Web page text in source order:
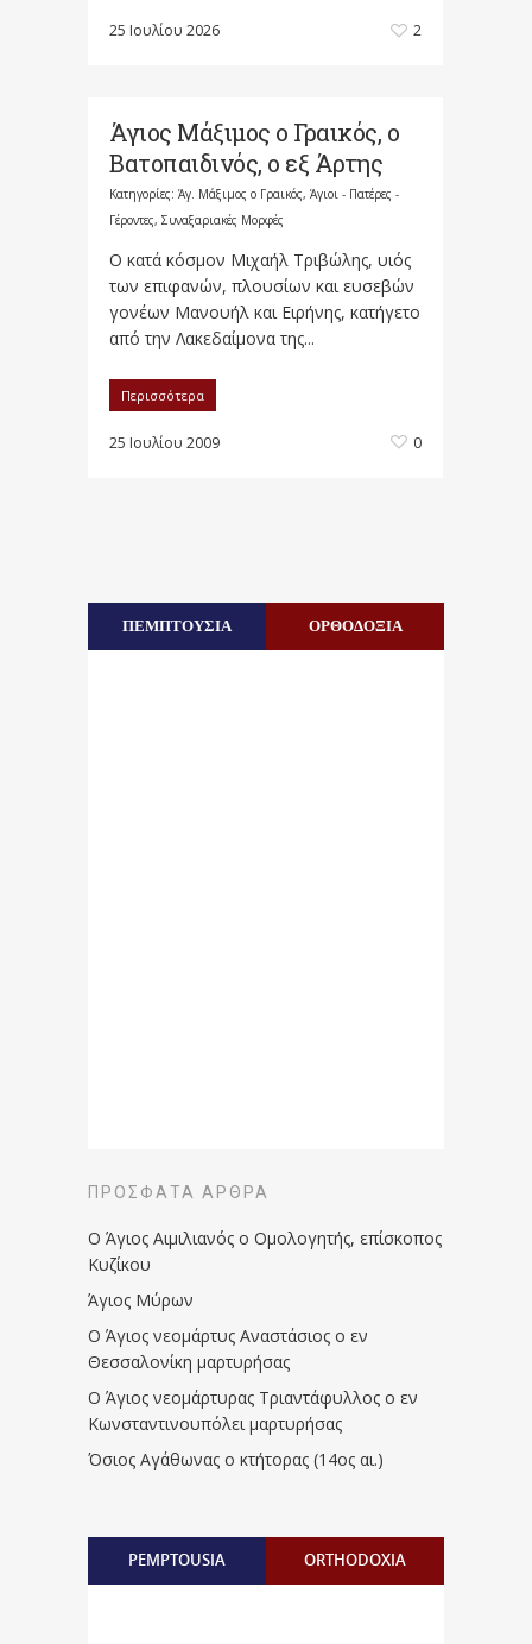
25 Ιουλίου 2026 2
Άγιος Μάξιμος ο Γραικός, ο
Βατοπαιδινός, ο εξ Άρτης
Κατηγορίες: Άγ. Μάξιμος ο Γραικός, Άγιοι - Πατέρες -
Γέροντες, Συναξαριακές Μορφές
Ο κατά κόσμον Μιχαήλ Τριβώλης, υιός
των επιφανών, πλουσίων και ευσεβών
γονέων Μανουήλ και Ειρήνης, κατήγετο
από την Λακεδαίμονα της...
Περισσότερα
25 Ιουλίου 2009 0
ΠΕΜΠΤΟΥΣΙΑ ΟΡΘΟΔΟΞΙΑ
ΠΡΌΣΦΑΤΑ ΆΡΘΡΑ
Ο Άγιος Αιμιλιανός ο Ομολογητής, επίσκοπος
Κυζίκου
Άγιος Μύρων
Ο Άγιος νεομάρτυς Αναστάσιος ο εν
Θεσσαλονίκη μαρτυρήσας
Ο Άγιος νεομάρτυρας Τριαντάφυλλος ο εν
Κωνσταντινουπόλει μαρτυρήσας
Όσιος Αγάθωνας ο κτήτορας (14ος αι.)
PEMPTOUSIA ORTHODOXIA